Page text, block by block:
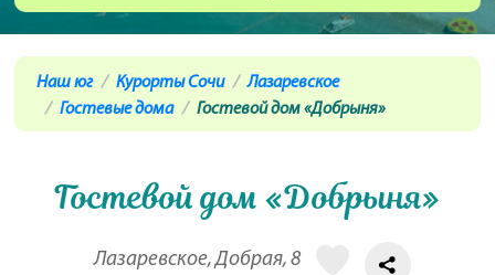
Наш юг Курорты Сочи
Лазаревское
Гостевые дома
Гостевой дом «Добрыня»
Гостевой дом «Добрыня»
Лазаревское, Добрая, 8